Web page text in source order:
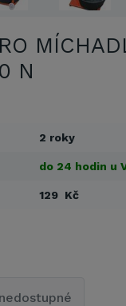
N
2 roky
do 24 hodin u
129 Kč